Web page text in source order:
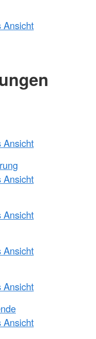
Ansicht
Ansicht
Ansicht
Ansicht
Ansicht
Ansicht
Ansicht